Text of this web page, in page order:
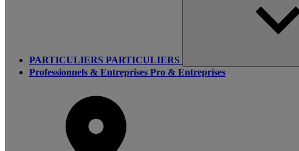
PARTICULIERS PARTICULIERS
Professionnels & Entreprises Pro & Entreprises